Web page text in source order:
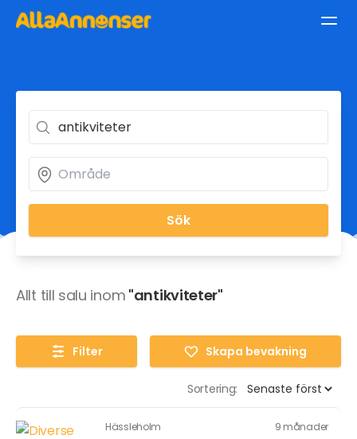
Sök
Allt till salu inom "antikviteter"
Filter Skapa bevakning
Sortering:
Hässleholm 9 månader